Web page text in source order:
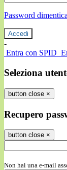
Password
-
Entra con SPID
Seleziona
button close ×
Recupero
button close ×
Non hai una e-mail